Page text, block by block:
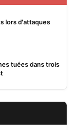
lors d'attaques
tuées dans trois